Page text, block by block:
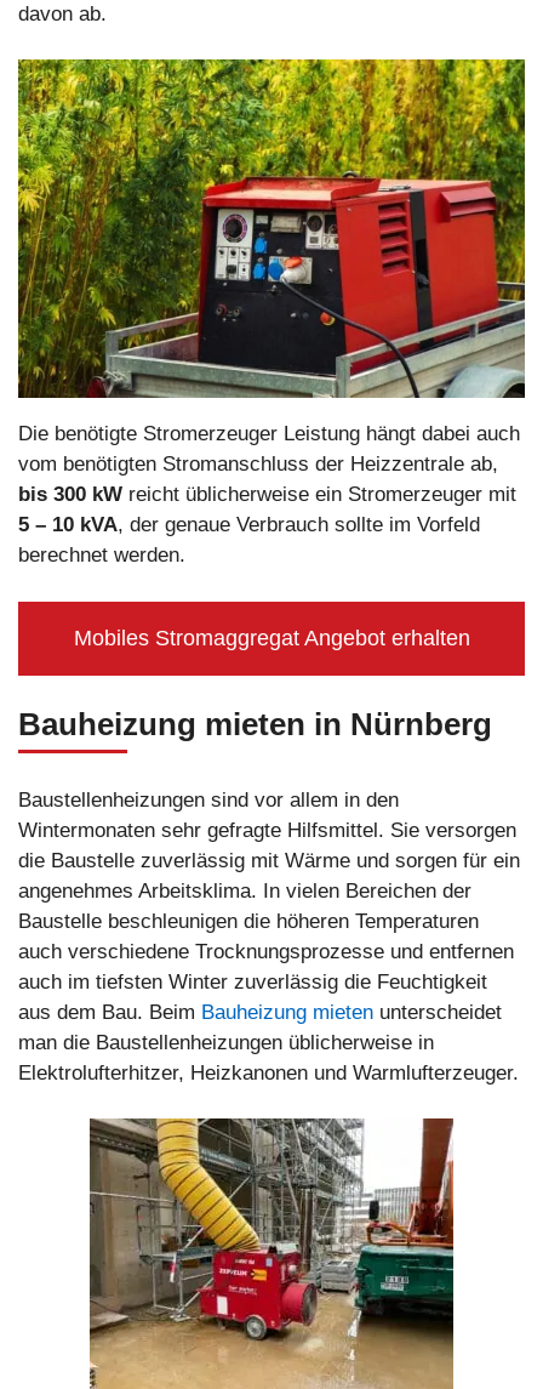
davon ab.
Die benötigte Stromerzeuger Leistung hängt dabei auch
vom benötigten Stromanschluss der Heizzentrale ab,
bis 300 kW reicht üblicherweise ein Stromerzeuger mit
5 – 10 kVA, der genaue Verbrauch sollte im Vorfeld
berechnet werden.
Mobiles Stromaggregat Angebot erhalten
Bauheizung mieten in Nürnberg
Baustellenheizungen sind vor allem in den
Wintermonaten sehr gefragte Hilfsmittel. Sie versorgen
die Baustelle zuverlässig mit Wärme und sorgen für ein
angenehmes Arbeitsklima. In vielen Bereichen der
Baustelle beschleunigen die höheren Temperaturen
auch verschiedene Trocknungsprozesse und entfernen
auch im tiefsten Winter zuverlässig die Feuchtigkeit
aus dem Bau. Beim Bauheizung mieten unterscheidet
man die Baustellenheizungen üblicherweise in
Elektrolufterhitzer, Heizkanonen und Warmlufterzeuger.